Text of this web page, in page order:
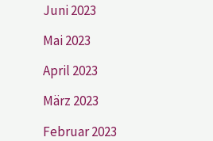
Juni 2023
Mai 2023
April 2023
März 2023
Februar 2023